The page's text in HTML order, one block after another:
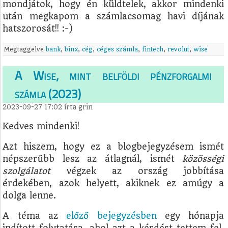
mondjátok, hogy én küldtelek, akkor mindenki
után megkapom a számlacsomag havi díjának
hatszorosát!! :-)
Megtaggelvebank,binx,cég,céges számla, fintech, revolut,wise
A Wise, mint belföldi pénzforgalmi
számla (2023)
2023-09-27 17:02 írtagrin
Kedves mindenki!
Azt hiszem, hogy ez a blogbejegyzésem ismét
népszerűbb lesz az átlagnál, ismét közösségi
szolgálatotvégzek az ország jobbítása
érdekében, azok helyett, akiknek ez amúgy a
dolga lenne.
A téma az előző bejegyzésbenegy hónapja